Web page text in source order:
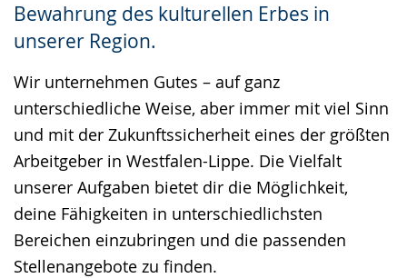
Bewahrung des kulturellen Erbes in
unserer Region.
Wir unternehmen Gutes – auf ganz
unterschiedliche Weise, aber immer mit viel Sinn
und mit der Zukunftssicherheit eines der größten
Arbeitgeber in Westfalen-Lippe. Die Vielfalt
unserer Aufgaben bietet dir die Möglichkeit,
deine Fähigkeiten in unterschiedlichsten
Bereichen einzubringen und die passenden
Stellenangebote zu finden.